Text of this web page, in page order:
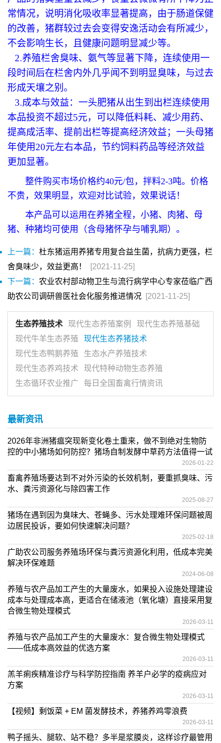
常情况，说明消化吸收率显著提高，由于肠道保健
的改善，猪群较过去会变得安逸活动会有所减少，
不会影响生长，且健康问题明显减少等。
2.养殖栏舍臭味、氨气等显著下降，连续使用一
段时间后在栏舍内外几乎闻不到明显臭味，与过去
形成天壤之别。
3.成本与效益：一头肥猪从出生到出栏连续使用
本品投资不超过5元，可以降低料耗、减少用药、
提高成活率、提前出栏等提高经济效益；一头母猪
年使用20元左右本品，节约饲料药品等经济效益
更加显著。
整件购买市场价格约40元/包，拌料2-3吨。价格
不贵，效果明显，欢迎对比试验，效果说话！
本产品可以运用在养猪全程，小猪、肉猪、母
猪、种猪均可使用（含母猪怀孕与哺乳期）。
上一篇： 杜东猪运用养猪专用复合益生菌，抗病力更强，栏
舍臭味少，效益更高！
[2021-11-25]
下一篇： 农业农村部动物卫生与流行病学中心专家莅临广西
助农公司调研兽医社会化服务推进情况 [2021-11-25]
生态养殖技术 现代生态养殖案例
现代生态养殖基础
现代牛羊生态养殖
现代生态养猪技术
现代生态鸭鹅养殖
生态水产养殖技术
现代生态养鸡技术
现代特种动物生态养殖
生态循环农业推广
每日全国畜禽行情资讯
最新资讯
2026年非洲猪瘟突现新变化卷土重来，做不到绝对生物防
控的中小猪场如何防控？猪场自制发酵中草药方法值得一试
2026-01-22
畜禽养殖场要达到不对外污染的长效机制，要重抓臭味、污
水、粪污资源化与除四害工作
2025-08-27
猪场在遇到因为臭味大、苍蝇多、污水处理难环保问题被周
边居民投诉，要如何快速解决问题？
2025-02-18
广助农公司服务养殖场环保与粪污资源化利用，低成本完美
解决环保难题
2024-06-08
养殖与农产品加工产生的大量废水，如果投入设施处理建设
成本与处理成本高，更适合在储液池（氧化塘）直接采用复
合微生物处理模式
2026-03-11
养殖与农产品加工产生的大量废水：复合微生物处理模式
——低成本高效益的优选方案
2026-03-11
羔羊痢疾精准诊疗与科学防控指南 养羊户必学的疫病应对
方案
2026-03-11
【视频】剩饭菜 + EM 菌发酵技术，养猪养鸡零浪费
2026-03-11
鸭子摇头、腿软、站不稳？多半是浆膜炎，这样诊疗最管用